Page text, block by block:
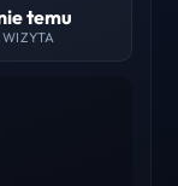
temu